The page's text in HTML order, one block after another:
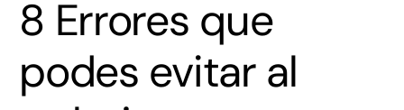
8 Errores que
podes evitar al